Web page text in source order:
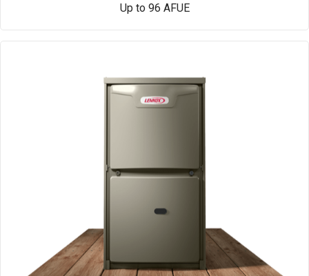
Up to 96 AFUE